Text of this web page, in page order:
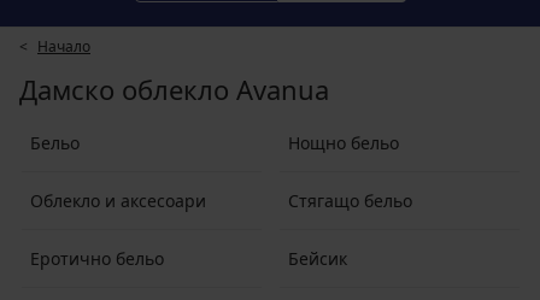
Начало
Дамско облекло Avanua
Бельо Нощно бельо
Облекло и аксесоари Стягащо бельо
Еротично бельо Бейсик